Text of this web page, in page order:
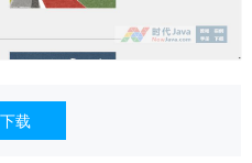
载